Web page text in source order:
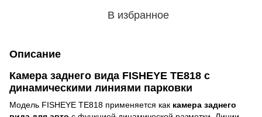
В избранное
Описание
Камера заднего вида FISHEYE TE818 с
динамическими линиями парковки
Модель FISHEYE TE818 применяется как камера заднего